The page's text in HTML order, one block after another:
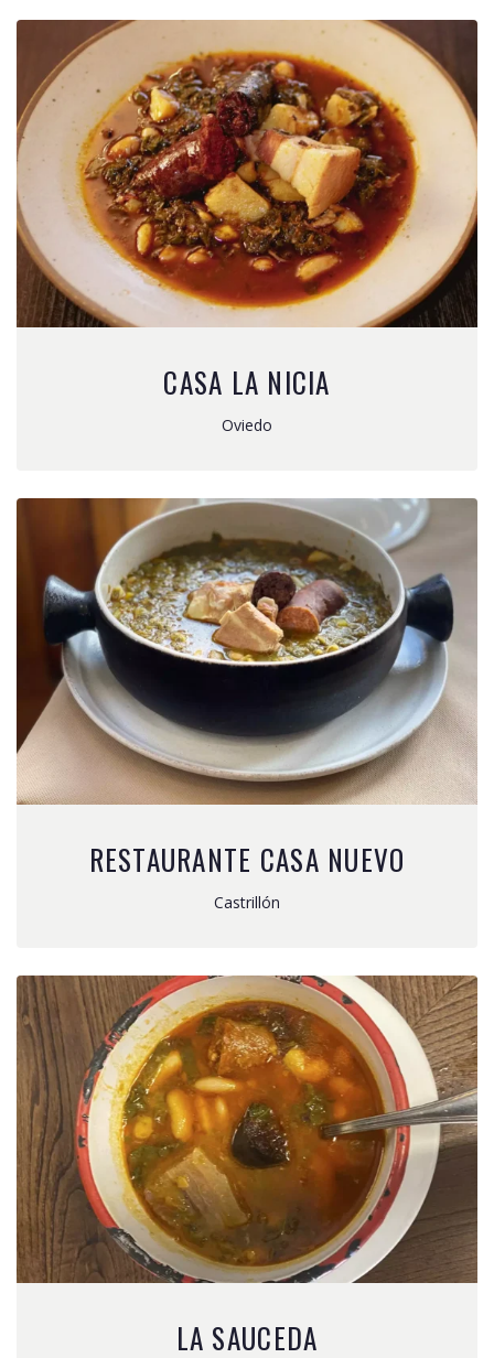
CASA LA NICIA
Oviedo
RESTAURANTE CASA NUEVO
Castrillón
LA SAUCEDA